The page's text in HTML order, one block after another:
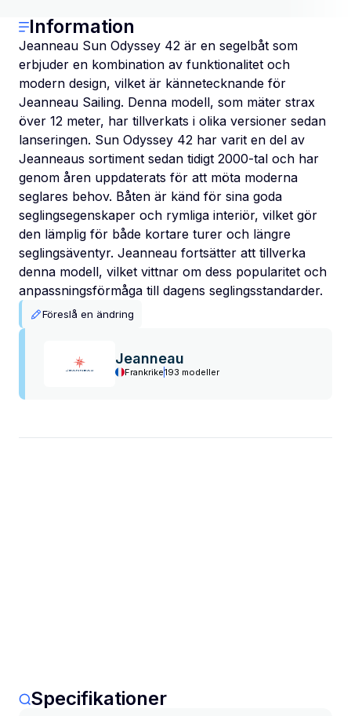
Information
Jeanneau Sun Odyssey 42 är en segelbåt som
erbjuder en kombination av funktionalitet och
modern design, vilket är kännetecknande för
Jeanneau Sailing. Denna modell, som mäter strax
över 12 meter, har tillverkats i olika versioner sedan
lanseringen. Sun Odyssey 42 har varit en del av
Jeanneaus sortiment sedan tidigt 2000-tal och har
genom åren uppdaterats för att möta moderna
seglares behov. Båten är känd för sina goda
seglingsegenskaper och rymliga interiör, vilket gör
den lämplig för både kortare turer och längre
seglingsäventyr. Jeanneau fortsätter att tillverka
denna modell, vilket vittnar om dess popularitet och
anpassningsförmåga till dagens seglingsstandarder.
Föreslå en ändring
Jeanneau
Frankrike193 modeller
Specifikationer